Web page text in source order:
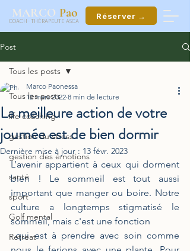
MARCO Pao
COACH ·THÉRAPEUTE ASCA
Réserver →
Post
Tous les posts
life coaching
gestion du stress
gestion des émotions
santé
sport
Golf mental
Retreat
Tous les posts
La meilleure action de votre
journée est de bien dormir
Marco Paonessa
12 mars 2022 8 min de lecture
Dernière mise à jour : 13 févr. 2023
L’avenir appartient à ceux qui dorment
bien ! Le sommeil est tout aussi
important que manger ou boire. Notre
culture a longtemps stigmatisé le
sommeil, mais c'est une fonction
qui est à prendre avec soin comme